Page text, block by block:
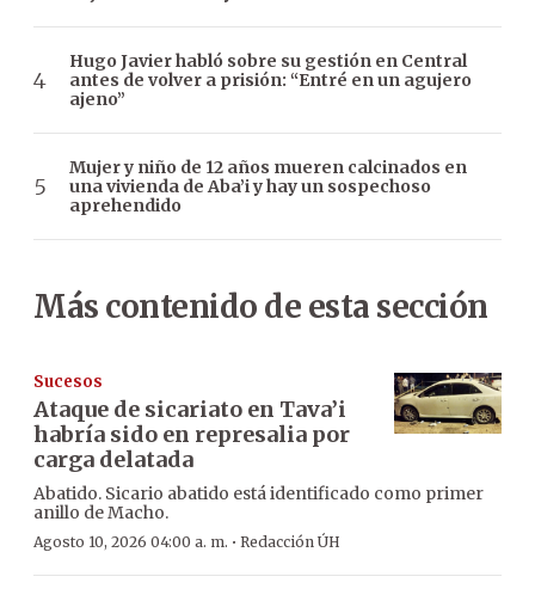
Hugo Javier habló sobre su gestión en Central
antes de volver a prisión: “Entré en un agujero
ajeno”
Mujer y niño de 12 años mueren calcinados en
una vivienda de Aba’i y hay un sospechoso
aprehendido
Más contenido de esta sección
Sucesos
Ataque de sicariato en Tava’i
habría sido en represalia por
carga delatada
Abatido. Sicario abatido está identificado como primer
anillo de Macho.
Agosto 10, 2026 04:00 a. m. · Redacción ÚH